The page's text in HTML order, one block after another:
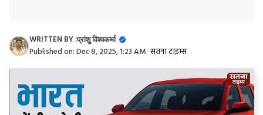
WRITTEN BY :प्रांशु विश्वकर्मा
Published on:Dec 8, 2025, 1:23 AM सतना टाइम्स